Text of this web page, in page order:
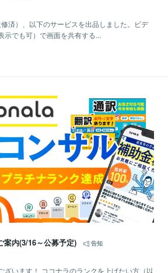
済）、以下のサービスを出品しました。ビデ
示でも可）で画面を共有する...
案内(3/16～公募予定)
告知
ざいます！ ココナラのランクを上げたい方（以